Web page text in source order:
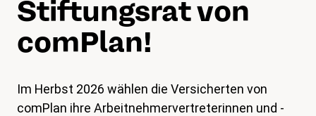
Aktuelles
magazin
Stiftungsrat von
comPlan!
Im Herbst 2026 wählen die Versicherten von
comPlan ihre Arbeitnehmervertreterinnen und -